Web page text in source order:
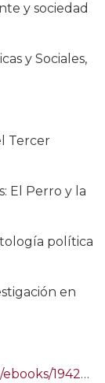
y sociedad
y Sociales,
Tercer
El Perro y la
política
en